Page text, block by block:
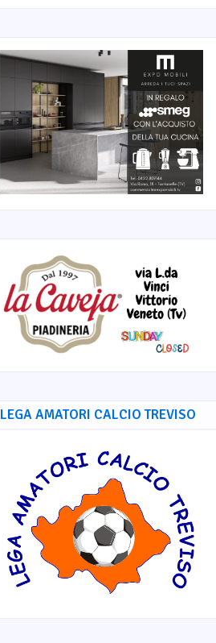
LEGA AMATORI CALCIO TREVISO